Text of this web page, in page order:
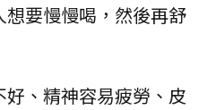
要慢慢喝，然後再舒
、精神容易疲勞、皮